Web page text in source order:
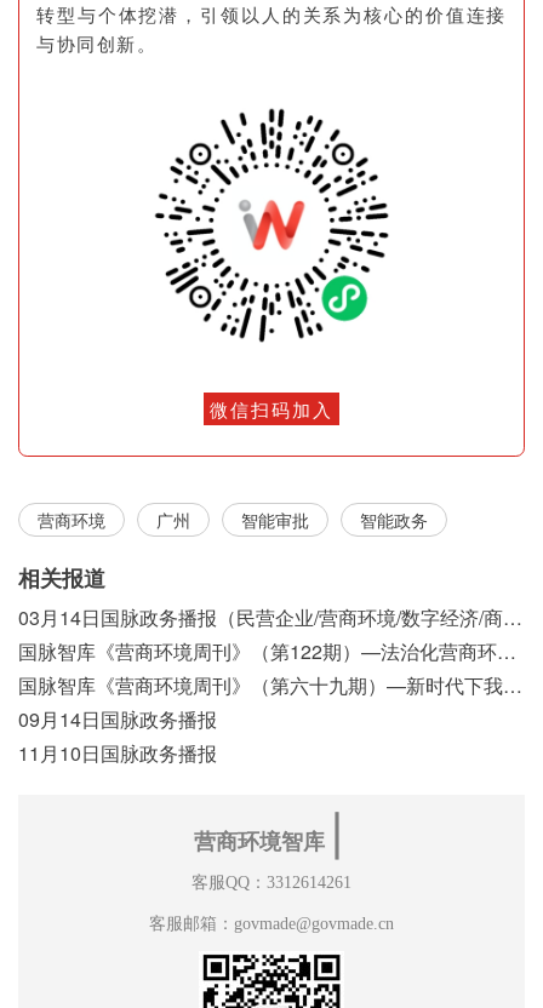
转型与个体挖潜，引领以人的关系为核心的价值连接
与协同创新。
微信扫码加入
营商环境 广州 智能审批 智能政务
相关报道
03月14日国脉政务播报（民营企业/营商环境/数字经济/商事制度改革）
国脉智库《营商环境周刊》（第122期）—法治化营商环境视域下我国行政执法公示制度浅析
国脉智库《营商环境周刊》（第六十九期）—新时代下我国营商环境标准体系构建初探
09月14日国脉政务播报
11月10日国脉政务播报
营商环境智库
客服QQ：3312614261
客服邮箱：govmade@govmade.cn